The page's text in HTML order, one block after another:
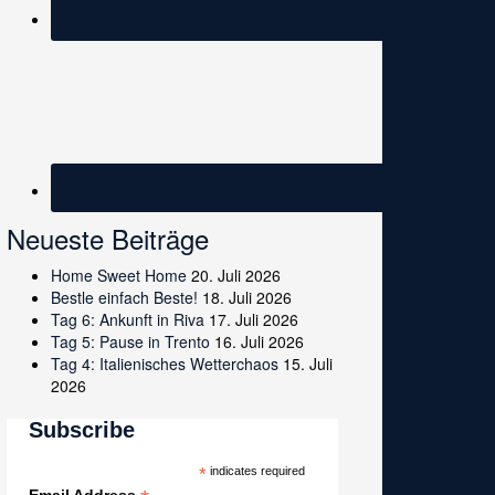
Neueste Beiträge
Home Sweet Home 20. Juli 2026
Bestle einfach Beste! 18. Juli 2026
Tag 6: Ankunft in Riva 17. Juli 2026
Tag 5: Pause in Trento 16. Juli 2026
Tag 4: Italienisches Wetterchaos 15. Juli
2026
Subscribe
*indicates required